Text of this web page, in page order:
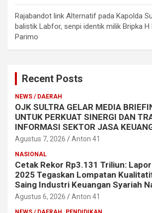
Rajabandot link Alternatif pada Kapolda
balistik Labfor, senpi identik milik Bripka H
Parimo
Recent Posts
NEWS / DAERAH
OJK SULTRA GELAR MEDIA
UNTUK PERKUAT SINERGI DAN
INFORMASI SEKTOR JASA
Agustus 7, 2026 Anton 41
NASIONAL
Cetak Rekor Rp3.131 Triliun:
2025 Tegaskan Lompatan
Saing Industri Keuangan Syariah
Agustus 6, 2026 Anton 41